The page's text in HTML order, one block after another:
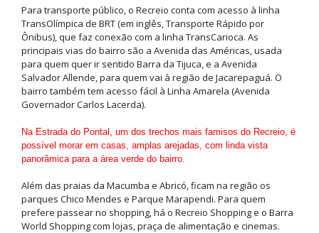
Para transporte público, o Recreio conta com acesso à linha
TransOlímpica de BRT (em inglês, Transporte Rápido por
Ônibus), que faz conexão com a linha TransCarioca. As
principais vias do bairro são a Avenida das Américas, usada
para quem quer ir sentido Barra da Tijuca, e a Avenida
Salvador Allende, para quem vai à região de Jacarepaguá. O
bairro também tem acesso fácil à Linha Amarela (Avenida
Governador Carlos Lacerda).
Na Estrada do Pontal, um dos trechos mais famisos do Recreio, é
possível morar em casas, amplas arejadas, com linda vista
panorâmica para a área verde do bairro.
Além das praias da Macumba e Abricó, ficam na região os
parques Chico Mendes e Parque Marapendi. Para quem
prefere passear no shopping, há o Recreio Shopping e o Barra
World Shopping com lojas, praça de alimentação e cinemas.